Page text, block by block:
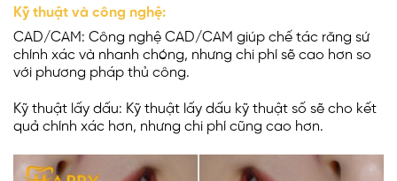
Kỹ thuật và công nghệ:
CAD/CAM: Công nghệ CAD/CAM giúp chế tác răng sứ
chính xác và nhanh chóng, nhưng chi phí sẽ cao hơn so
với phương pháp thủ công.
Kỹ thuật lấy dấu: Kỹ thuật lấy dấu kỹ thuật số sẽ cho kết
quả chính xác hơn, nhưng chi phí cũng cao hơn.